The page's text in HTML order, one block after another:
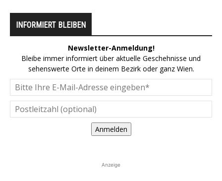
INFORMIERT BLEIBEN
Newsletter-Anmeldung!
Bleibe immer informiert über aktuelle Geschehnisse und
sehenswerte Orte in deinem Bezirk oder ganz Wien.
Anmelden
Anzeige